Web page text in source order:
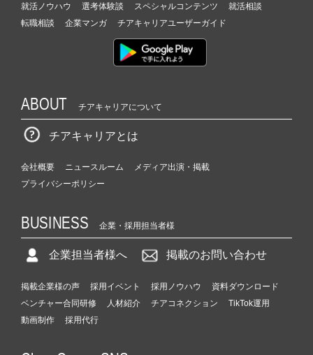
就活ノウハウ 選考体験談 スペシャルコンテンツ
就活相談
転職相談
企業マンガ チアキャリアユーザーガイド
ABOUT チアキャリアについて
チアキャリアとは
会社概要 ニュースルーム
メディア出演・掲載
プライバシーポリシー
BUSINESS 企業・採用担当者様
企業担当者様へ 掲載のお問い合わせ
掲載企業様の声 採用イベント 採用ノウハウ
資料ダウンロード
ベンチャー合同研修
人材紹介 チアコネクション
TikTok運用
動画制作
採用代行